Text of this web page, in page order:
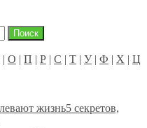
| О | П | Р | С | Т | У| Ф | Х | Ц
5 секретов,